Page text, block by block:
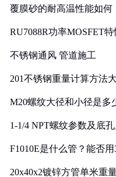
覆膜砂的耐高温性能如何
RU7088R功率MOSFET
不锈钢通风 管道施工
201不锈钢重量计算方法
M20螺纹大径和小径是多
1-1/4 NPT螺纹参数及底
F1010E是什么管？能否用
20x40x2镀锌方管单米重